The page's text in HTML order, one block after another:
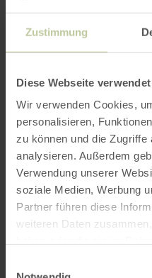
Zustimmung
Diese Webseite
Wir verwenden Cookies,
personalisieren,
zu können und die
analysieren. Außerdem
Verwendung unserer
soziale Medien, Werbung
Partner führen diese
weiteren Daten
Randonnée de
Longueur : environ 8
Départ de
13h00 (28 km ;
Itinéraire : Un circuit
en fleurs de Drover